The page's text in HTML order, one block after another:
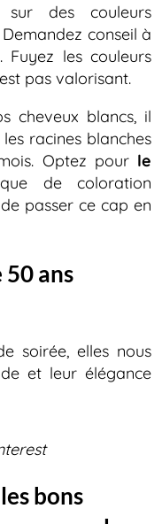
sur des couleurs
conseil à
les couleurs
pas valorisant.
cheveux blancs, il
racines blanches
Optez pour le
de coloration
passer ce cap en
50 ans
soirée, elles nous
et leur élégance
bons